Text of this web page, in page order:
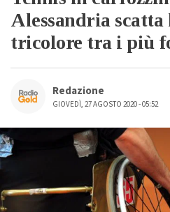
Alessandria scatta
tricolore tra i più
Redazione
GIOVEDÌ, 27 AGOSTO 2020 - 05:52